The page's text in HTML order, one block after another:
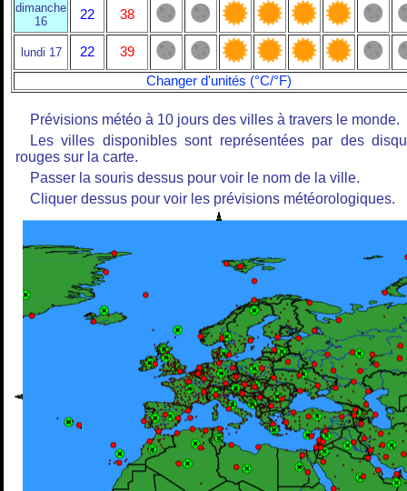
dimanche
16
22 38
lundi 17 22
39
Changer d'unités (°C/°F)
Prévisions météo à 10 jours des villes à travers le monde.
Les villes disponibles sont représentées par des
rouges sur la carte.
Passer la souris dessus pour voir le nom de la ville.
Cliquer dessus pour voir les prévisions météorologiques.